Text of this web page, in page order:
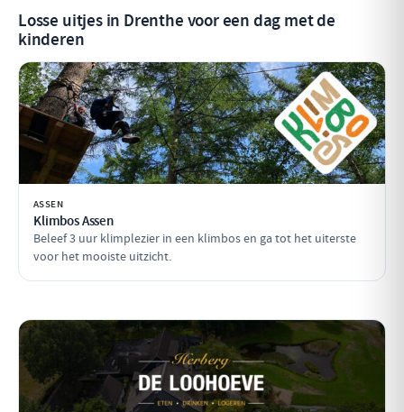
Losse uitjes in Drenthe voor een dag met de
kinderen
ASSEN
Klimbos Assen
Beleef 3 uur klimplezier in een klimbos en ga tot het uiterste
voor het mooiste uitzicht.